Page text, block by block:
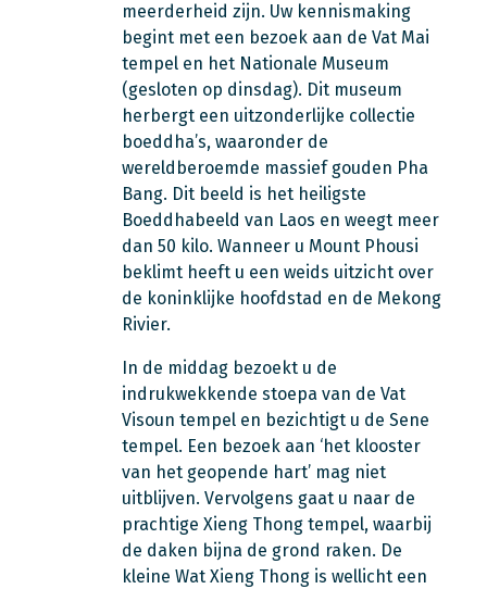
meerderheid zijn. Uw kennismaking
begint met een bezoek aan de Vat Mai
tempel en het Nationale Museum
(gesloten op dinsdag). Dit museum
herbergt een uitzonderlijke collectie
boeddha’s, waaronder de
wereldberoemde massief gouden Pha
Bang. Dit beeld is het heiligste
Boeddhabeeld van Laos en weegt meer
dan 50 kilo. Wanneer u Mount Phousi
beklimt heeft u een weids uitzicht over
de koninklijke hoofdstad en de Mekong
Rivier.
In de middag bezoekt u de
indrukwekkende stoepa van de Vat
Visoun tempel en bezichtigt u de Sene
tempel. Een bezoek aan ‘het klooster
van het geopende hart’ mag niet
uitblijven. Vervolgens gaat u naar de
prachtige Xieng Thong tempel, waarbij
de daken bijna de grond raken. De
kleine Wat Xieng Thong is wellicht een